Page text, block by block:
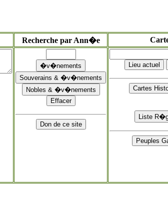
Recherche par Ann�e